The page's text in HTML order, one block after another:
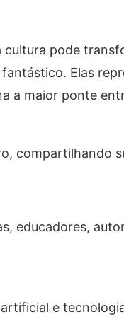
cultura pode
Elas
a maior ponte
compartilhando
educadores,
e